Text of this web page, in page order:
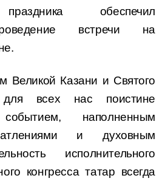
обеспечил
встречи на
Великой Казани и Святого
всех нас поистине
наполненным
и духовным
исполнительного
конгресса татар всегда